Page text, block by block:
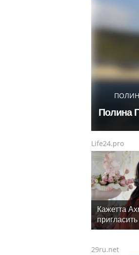
Полина
Life24.pro
Кажетта
новый дом
29ru.net